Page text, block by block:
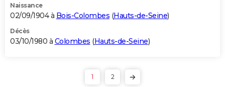
Naissance
02/09/1904 à Bois-Colombes (Hauts-de-Seine)
Décès
03/10/1980 à Colombes (Hauts-de-Seine)
1 2